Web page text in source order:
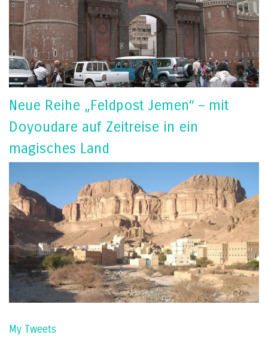
Neue Reihe „Feldpost Jemen“ – mit
Doyoudare auf Zeitreise in ein
magisches Land
My Tweets